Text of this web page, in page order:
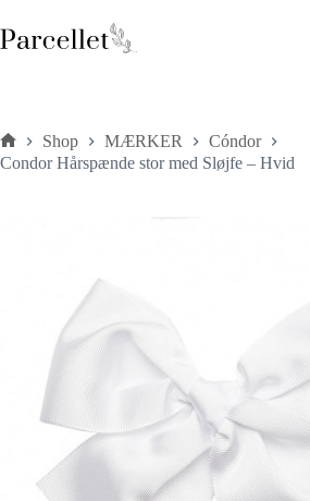
til
indhold
Forside
Shop MÆRKER
Cóndor
Condor Hårspænde stor med Sløjfe – Hvid